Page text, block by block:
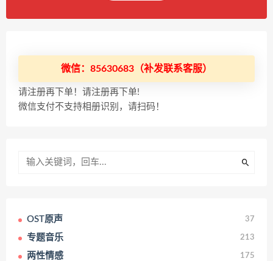
微信：85630683（补发联系客服）
请注册再下单！请注册再下单!
微信支付不支持相册识别，请扫码！
OST原声 37
专题音乐 213
两性情感 175